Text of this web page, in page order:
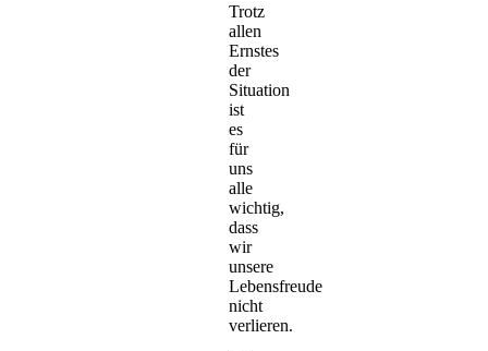
Trotz
allen
Ernstes
der
Situation
ist
es
für
uns
alle
wichtig,
dass
wir
unsere
Lebensfreude
nicht
verlieren.